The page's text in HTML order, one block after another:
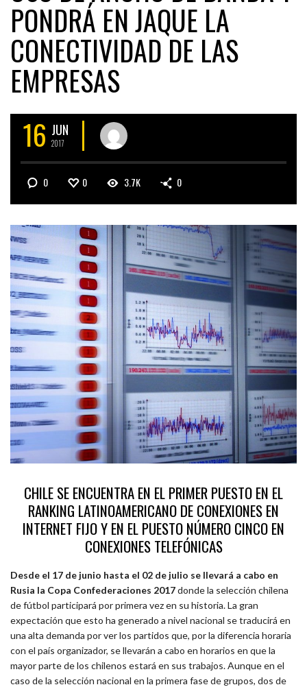
PONDRÁ EN JAQUE LA
CONECTIVIDAD DE LAS
EMPRESAS
16 JUN
2017
0 0 3.7K 0
CHILE SE ENCUENTRA EN EL PRIMER PUESTO EN EL
RANKING LATINOAMERICANO DE CONEXIONES EN
INTERNET FIJO Y EN EL PUESTO NÚMERO CINCO EN
CONEXIONES TELEFÓNICAS
Desde el 17 de junio hasta el 02 de julio se llevará a cabo en
Rusia la Copa Confederaciones 2017donde la selección chilena
de fútbol participará por primera vez en su historia. La gran
expectación que esto ha generado a nivel nacional se traducirá en
una alta demanda por ver los partidos que, por la diferencia horaria
con el país organizador, se llevarán a cabo en horarios en que la
mayor parte de los chilenos estará en sus trabajos. Aunque en el
caso de la selección nacional en la primera fase de grupos, dos de